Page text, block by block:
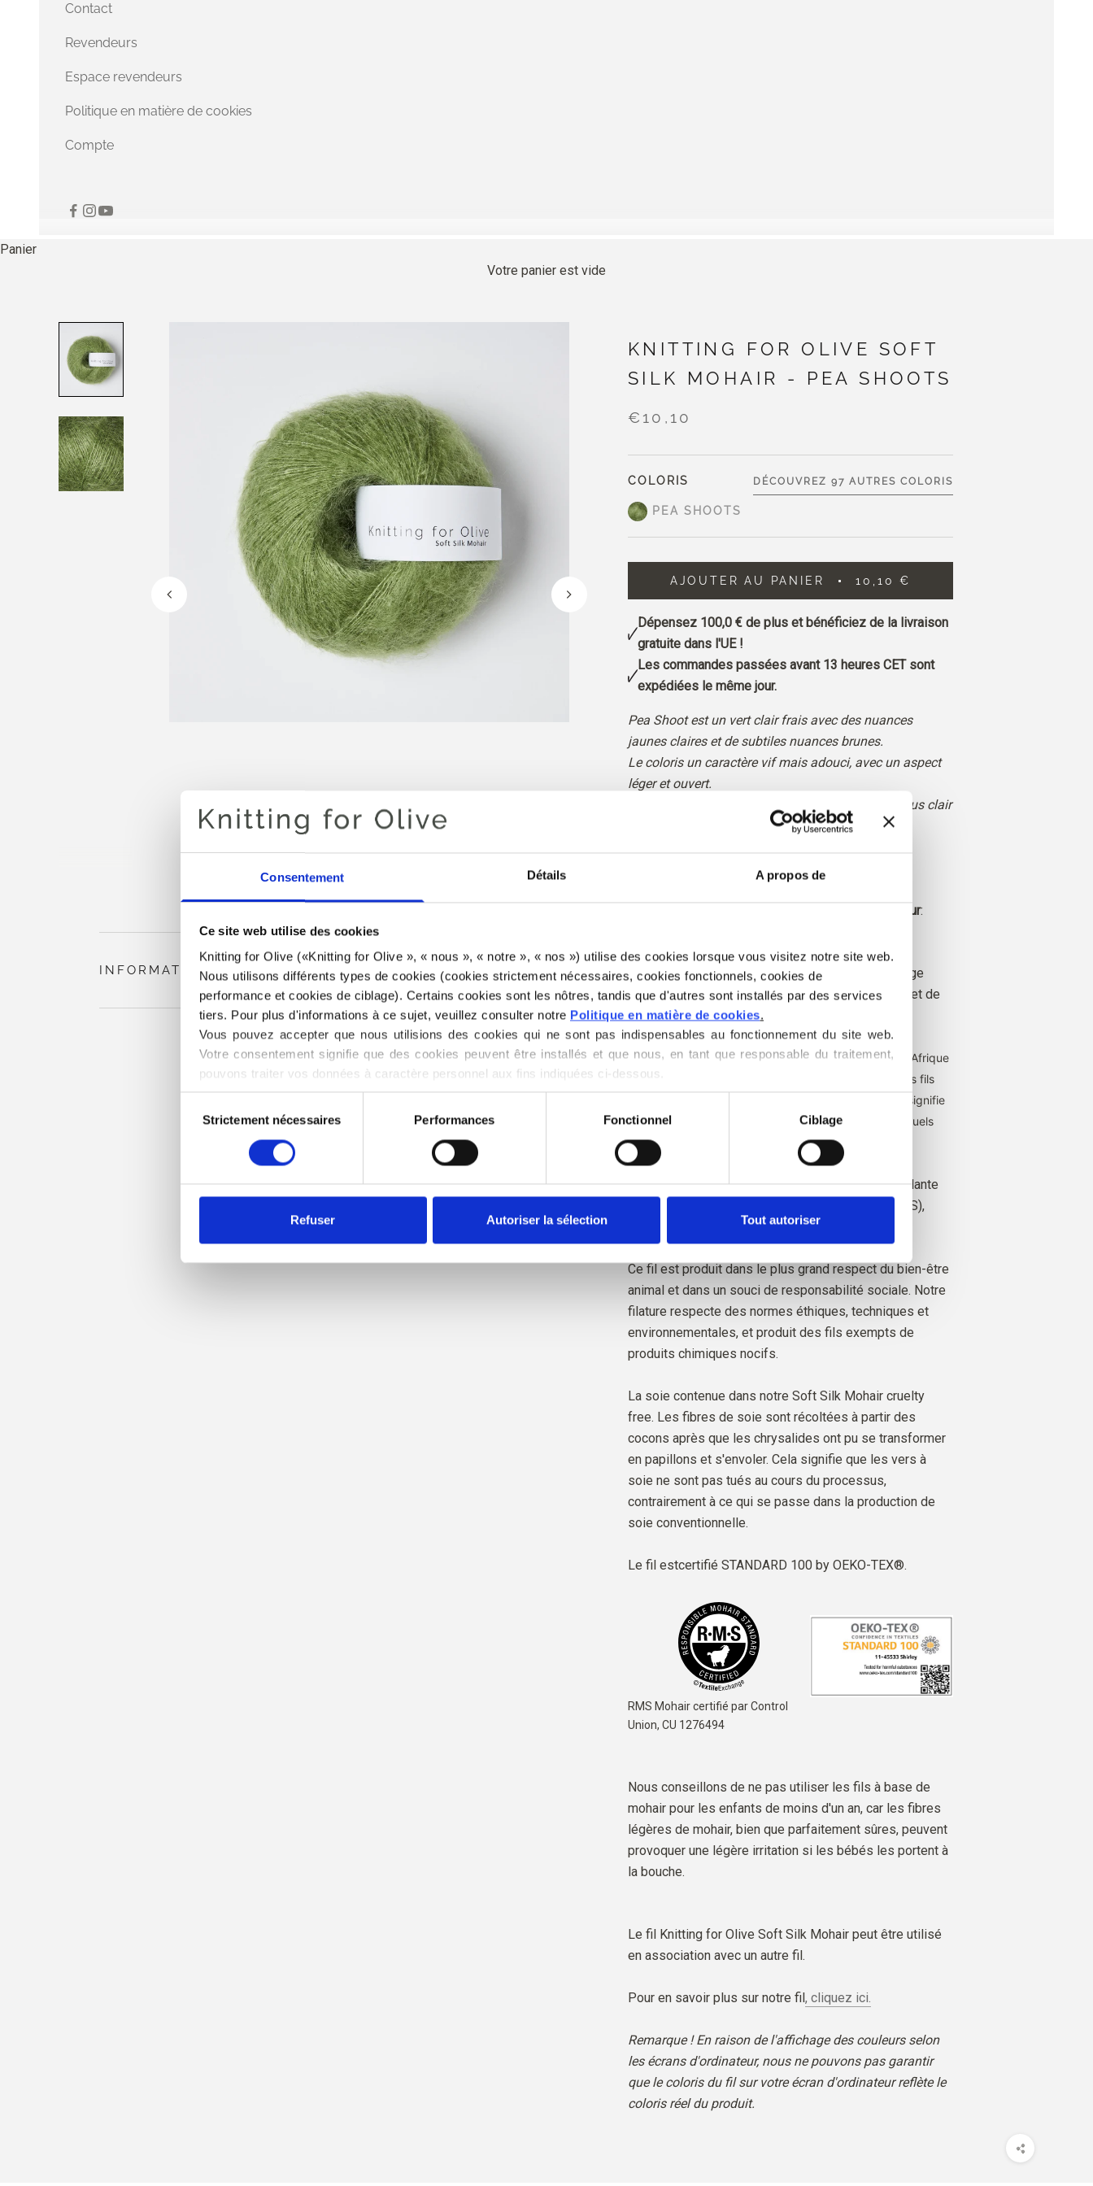
Consentement Détails A propos de
Ce site web utilise des cookies
Knitting for Olive («Knitting for Olive », « nous », « notre », « nos ») utilise des cookies lorsque vous visitez notre site web.
Nous utilisons différents types de cookies (cookies strictement nécessaires, cookies fonctionnels, cookies de
performance et cookies de ciblage). Certains cookies sont les nôtres, tandis que d'autres sont installés par des services
tiers. Pour plus d'informations à ce sujet, veuillez consulter notre Politique en matière de cookies.
Vous pouvez accepter que nous utilisions des cookies qui ne sont pas indispensables au fonctionnement du site web.
Votre consentement signifie que des cookies peuvent être installés et que nous, en tant que responsable du traitement,
pouvons traiter vos données à caractère personnel aux fins indiquées ci-dessous.
Vous pouvez modifier ou retirer votre consentement à tout moment via notre Politique en matière de cookies, où vous
trouverez également des informations sur le blocage et la suppression des cookies.
consentement
Strictement nécessaires Performances Fonctionnel Ciblage
Refuser Autoriser la sélection Tout autoriser
Contact
Revendeurs
Espace revendeurs
Politique en matière de cookies
Compte
Panier
Votre panier est vide
KNITTING FOR OLIVE SOFT
SILK MOHAIR - PEA SHOOTS
€10,10
COLORIS
PEA SHOOTS
DÉCOUVREZ 97 AUTRES COLORIS
AJOUTER AU PANIER 10,10 €
Dépensez 100,0 € de plus et bénéficiez de la livraison
gratuite dans l'UE !
Les commandes passées avant 13 heures CET sont
expédiées le même jour.
Pea Shoot est un vert clair frais avec des nuances
jaunes claires et de subtiles nuances brunes.
Le coloris un caractère vif mais adouci, avec un aspect
léger et ouvert.
Comparé au Clover Green, le Pea Shoot semble plus clair
Convient également pour:
Le fil «Knitting for Olive Soft Silk Mohair un mélange
luxueux composé du meilleur mohair de chevreau et de
soie de mûrier.
Notre mohair provient de chèvres angora élevées en Afrique
du Sud, et le fil est également produit localement. Nos fils
sont traçables jusqu'aux fermes individuelles, ce qui signifie
que nous savons exactement de quelles fermes, de quels
éleveurs et de quelles chèvres provient notre laine.
Tout notre mohair est certifié de manière indépendante
selon la norme Responsible Mohair Standard (RMS),
certifiée par Control Union,CU 1276494.
Ce fil est produit dans le plus grand respect du bien-être
animal et dans un souci de responsabilité sociale. Notre
filature respecte des normes éthiques, techniques et
environnementales, et produit des fils exempts de
produits chimiques nocifs.
La soie contenue dans notre Soft Silk Mohair cruelty
free. Les fibres de soie sont récoltées à partir des
cocons après que les chrysalides ont pu se transformer
en papillons et s'envoler. Cela signifie que les vers à
soie ne sont pas tués au cours du processus,
contrairement à ce qui se passe dans la production de
soie conventionnelle.
Le fil estcertifié STANDARD 100 by OEKO-TEX®.
RMS Mohair certifié par Control
Union, CU 1276494
Nous conseillons de ne pas utiliser les fils à base de
mohair pour les enfants de moins d'un an, car les fibres
légères de mohair, bien que parfaitement sûres, peuvent
provoquer une légère irritation si les bébés les portent à
la bouche.
Le fil Knitting for Olive Soft Silk Mohair peut être utilisé
en association avec un autre fil.
Pour en savoir plus sur notre fil , cliquez ici.
Remarque ! En raison de l'affichage des couleurs selon
les écrans d'ordinateur, nous ne pouvons pas garantir
que le coloris du fil sur votre écran d'ordinateur reflète le
coloris réel du produit.
INFORMATIONS SUR LE PRODUIT